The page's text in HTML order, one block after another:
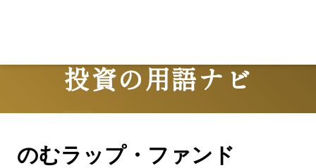
投資の用語ナビ
Terms
のむラップ・ファンド